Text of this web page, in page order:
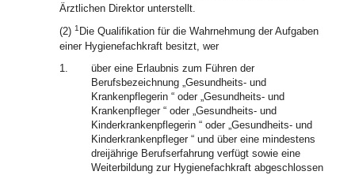
Ärztlichen Direktor unterstellt.
(2) 1 Die Qualifikation für die Wahrnehmung der Aufgaben
einer Hygienefachkraft besitzt, wer
1.
über eine Erlaubnis zum Führen der
Berufsbezeichnung „Gesundheits- und
Krankenpflegerin “ oder „Gesundheits- und
Krankenpfleger “ oder „Gesundheits- und
Kinderkrankenpflegerin “ oder „Gesundheits- und
Kinderkrankenpfleger “ und über eine mindestens
dreijährige Berufserfahrung verfügt sowie eine
Weiterbildung zur Hygienefachkraft abgeschlossen